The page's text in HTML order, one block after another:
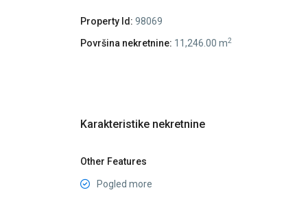
Property Id: 98069
Površina nekretnine: 11,246.00 m2
Karakteristike nekretnine
Other Features
Pogled more